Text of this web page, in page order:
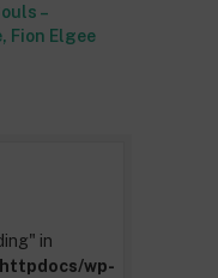
–
Fion Elgee
in
wp-